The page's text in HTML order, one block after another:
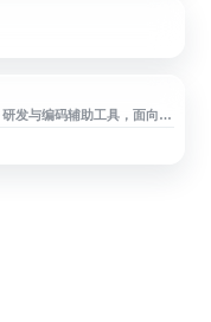
发与编码辅助工具，面向开
与研发效率提升。产品支持
等开发环境，结合代